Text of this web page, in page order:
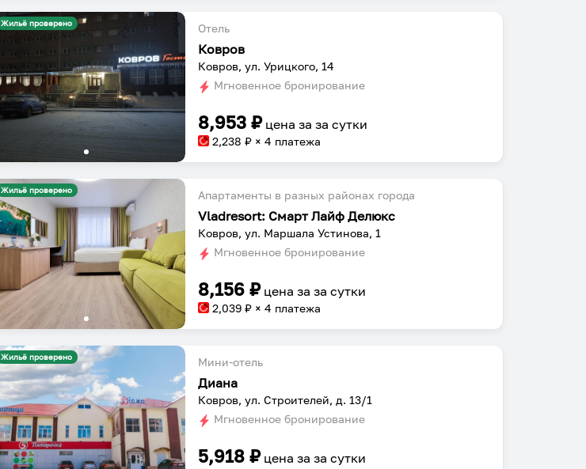
Жильё проверено Отель
Ковров
Ковров, ул. Урицкого, 14
Мгновенное бронирование
8,953 ₽ цена заза сутки
2,238 ₽ × 4 платежа
Жильё проверено Апартаменты в разных районах города
Vladresort: Смарт Лайф Делюкс
Ковров, ул. Маршала Устинова, 1
Мгновенное бронирование
8,156 ₽ цена заза сутки
2,039 ₽ × 4 платежа
Жильё проверено Мини-отель
Диана
Ковров, ул. Строителей, д. 13/1
Мгновенное бронирование
5,918 ₽ цена заза сутки